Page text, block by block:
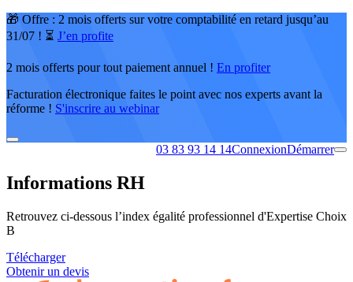
🎁 Offre : 2 mois offerts sur votre comptabilité en retard jusqu’au
31/07 ! ⏳ J’en profite
2 mois offerts pour tout paiement annuel ! En profiter
Facturation électronique faites le point avec nos experts avant la
réforme ! S'inscrire au webinar
03 83 93 14 14ConnexionDémarrer
Informations RH
Retrouvez ci-dessous l’index égalité professionnel d'Expertise Choix
B
Télécharger
Obtenir un devis